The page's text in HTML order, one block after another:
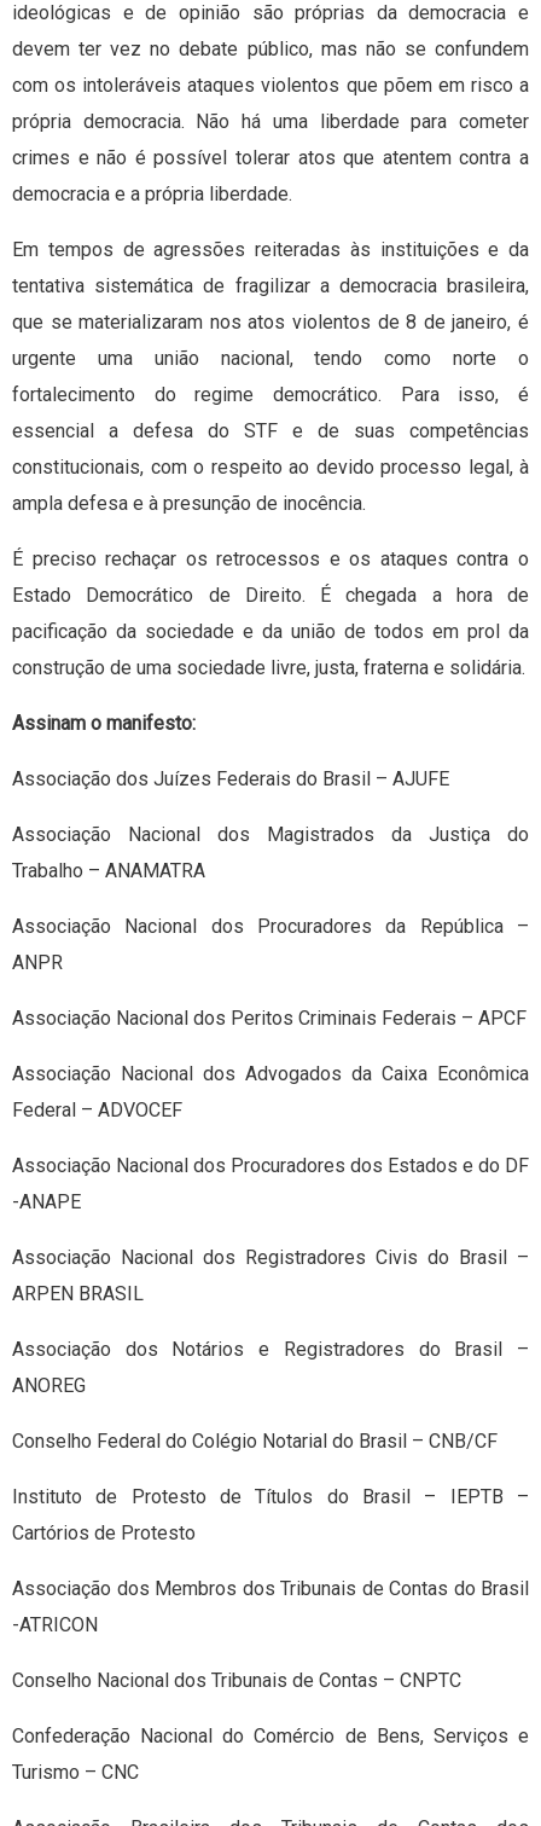
ideológicas e de opinião são próprias da democracia e
devem ter vez no debate público, mas não se confundem
com os intoleráveis ataques violentos que põem em risco a
própria democracia. Não há uma liberdade para cometer
crimes e não é possível tolerar atos que atentem contra a
democracia e a própria liberdade.
Em tempos de agressões reiteradas às instituições e da
tentativa sistemática de fragilizar a democracia brasileira,
que se materializaram nos atos violentos de 8 de janeiro, é
urgente uma união nacional, tendo como norte o
fortalecimento do regime democrático. Para isso, é
essencial a defesa do STF e de suas competências
constitucionais, com o respeito ao devido processo legal, à
ampla defesa e à presunção de inocência.
É preciso rechaçar os retrocessos e os ataques contra o
Estado Democrático de Direito. É chegada a hora de
pacificação da sociedade e da união de todos em prol da
construção de uma sociedade livre, justa, fraterna e solidária.
Assinam o manifesto:
Associação dos Juízes Federais do Brasil – AJUFE
Associação Nacional dos Magistrados da Justiça do
Trabalho – ANAMATRA
Associação Nacional dos Procuradores da República –
ANPR
Associação Nacional dos Peritos Criminais Federais – APCF
Associação Nacional dos Advogados da Caixa Econômica
Federal – ADVOCEF
Associação Nacional dos Procuradores dos Estados e do DF
-ANAPE
Associação Nacional dos Registradores Civis do Brasil –
ARPEN BRASIL
Associação dos Notários e Registradores do Brasil –
ANOREG
Conselho Federal do Colégio Notarial do Brasil – CNB/CF
Instituto de Protesto de Títulos do Brasil – IEPTB –
Cartórios de Protesto
Associação dos Membros dos Tribunais de Contas do Brasil
-ATRICON
Conselho Nacional dos Tribunais de Contas – CNPTC
Confederação Nacional do Comércio de Bens, Serviços e
Turismo – CNC